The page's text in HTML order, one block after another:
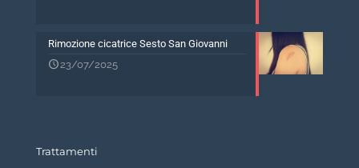
Rimozione cicatrice Sesto San Giovanni
23/07/2025
Trattamenti